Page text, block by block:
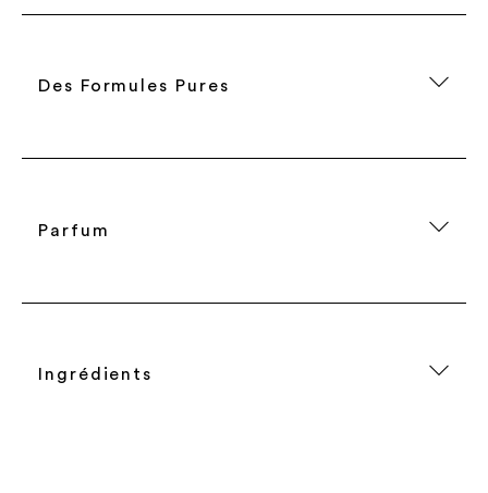
Des Formules Pures
Parfum
Ingrédients